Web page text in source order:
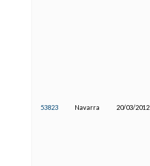
53823 Navarra 20/03/2012